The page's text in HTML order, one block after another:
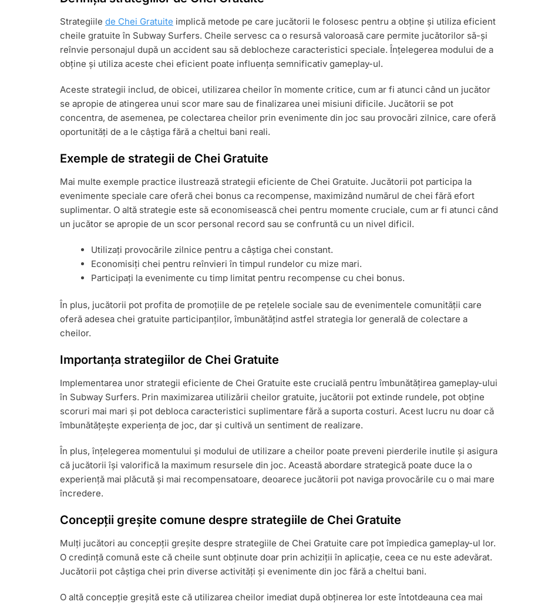
Strategiile de Chei Gratuite implică metode pe care jucătorii le folosesc pentru a obține și utiliza eficient
cheile gratuite în Subway Surfers. Cheile servesc ca o resursă valoroasă care permite jucătorilor să-și
reînvie personajul după un accident sau să deblocheze caracteristici speciale. Înțelegerea modului de a
obține și utiliza aceste chei eficient poate influența semnificativ gameplay-ul.
Aceste strategii includ, de obicei, utilizarea cheilor în momente critice, cum ar fi atunci când un jucător
se apropie de atingerea unui scor mare sau de finalizarea unei misiuni dificile. Jucătorii se pot
concentra, de asemenea, pe colectarea cheilor prin evenimente din joc sau provocări zilnice, care oferă
oportunități de a le câștiga fără a cheltui bani reali.
Exemple de strategii de Chei Gratuite
Mai multe exemple practice ilustrează strategii eficiente de Chei Gratuite. Jucătorii pot participa la
evenimente speciale care oferă chei bonus ca recompense, maximizând numărul de chei fără efort
suplimentar. O altă strategie este să economisească chei pentru momente cruciale, cum ar fi atunci când
un jucător se apropie de un scor personal record sau se confruntă cu un nivel dificil.
Utilizați provocările zilnice pentru a câștiga chei constant.
Economisiți chei pentru reînvieri în timpul rundelor cu mize mari.
Participați la evenimente cu timp limitat pentru recompense cu chei bonus.
În plus, jucătorii pot profita de promoțiile de pe rețelele sociale sau de evenimentele comunității care
oferă adesea chei gratuite participanților, îmbunătățind astfel strategia lor generală de colectare a
cheilor.
Importanța strategiilor de Chei Gratuite
Implementarea unor strategii eficiente de Chei Gratuite este crucială pentru îmbunătățirea gameplay-ului
în Subway Surfers. Prin maximizarea utilizării cheilor gratuite, jucătorii pot extinde rundele, pot obține
scoruri mai mari și pot debloca caracteristici suplimentare fără a suporta costuri. Acest lucru nu doar că
îmbunătățește experiența de joc, dar și cultivă un sentiment de realizare.
În plus, înțelegerea momentului și modului de utilizare a cheilor poate preveni pierderile inutile și asigura
că jucătorii își valorifică la maximum resursele din joc. Această abordare strategică poate duce la o
experiență mai plăcută și mai recompensatoare, deoarece jucătorii pot naviga provocările cu o mai mare
încredere.
Concepții greșite comune despre strategiile de Chei Gratuite
Mulți jucători au concepții greșite despre strategiile de Chei Gratuite care pot împiedica gameplay-ul lor.
O credință comună este că cheile sunt obținute doar prin achiziții în aplicație, ceea ce nu este adevărat.
Jucătorii pot câștiga chei prin diverse activități și evenimente din joc fără a cheltui bani.
O altă concepție greșită este că utilizarea cheilor imediat după obținerea lor este întotdeauna cea mai